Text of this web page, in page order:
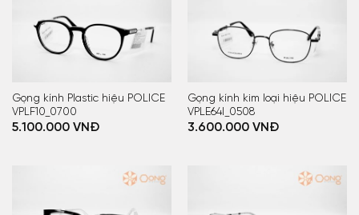
Gọng kính Plastic hiệu POLICE
VPLF10_0700
5.100.000VNĐ
Gọng kính kim loại hiệu POLICE
VPLE64I_0508
3.600.000VNĐ